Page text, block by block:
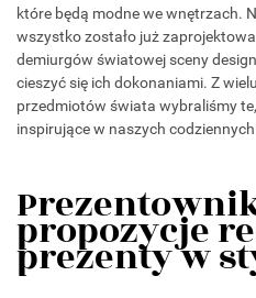
które będą modne we wnętrzach.
wszystko zostało już
demiurgów światowej sceny
cieszyć się ich dokonaniami. Z
przedmiotów świata wybraliśmy
inspirujące w naszych
propozycje
prezenty w